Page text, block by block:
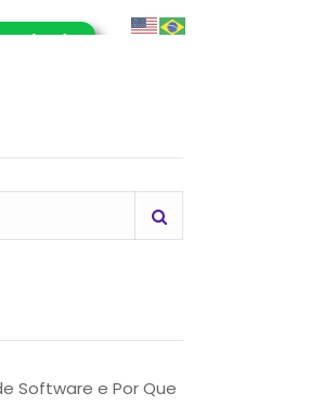
(RPA)
Software e Por Que